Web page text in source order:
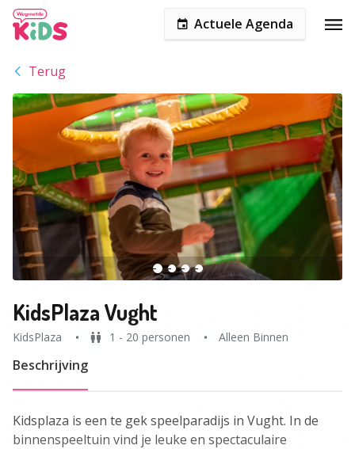
Actuele Agenda
Terug
KidsPlaza Vught
KidsPlaza 1 - 20 personen Alleen Binnen
Beschrijving
Kidsplaza is een te gek speelparadijs in Vught. In de
binnenspeeltuin vind je leuke en spectaculaire